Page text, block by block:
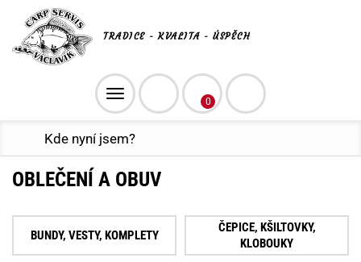
TRADICE - KVALITA - ÚSPĚCH
Toggle
navigation
0
Kde nyní jsem?
OBLEČENÍ A OBUV
BUNDY, VESTY, KOMPLETY
ČEPICE, KŠILTOVKY,
KLOBOUKY